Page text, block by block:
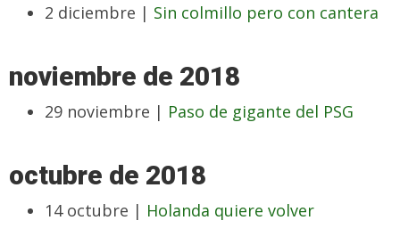
2 diciembre | Sin colmillo pero con cantera
noviembre de 2018
29 noviembre | Paso de gigante del PSG
octubre de 2018
14 octubre | Holanda quiere volver